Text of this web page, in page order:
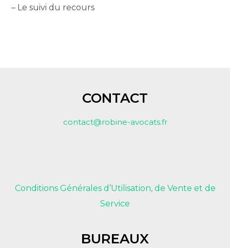
– Le suivi du recours
CONTACT
contact@robine-avocats.fr
Conditions Générales d’Utilisation, de Vente et de
Service
BUREAUX